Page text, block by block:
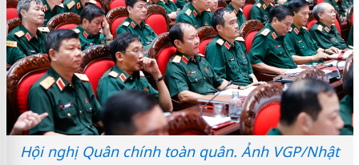
Hội nghị Quân chính toàn quân. Ảnh VGP/Nhật